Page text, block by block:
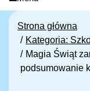
Strona główna
Kategoria:
Magia Świąt
podsumowanie